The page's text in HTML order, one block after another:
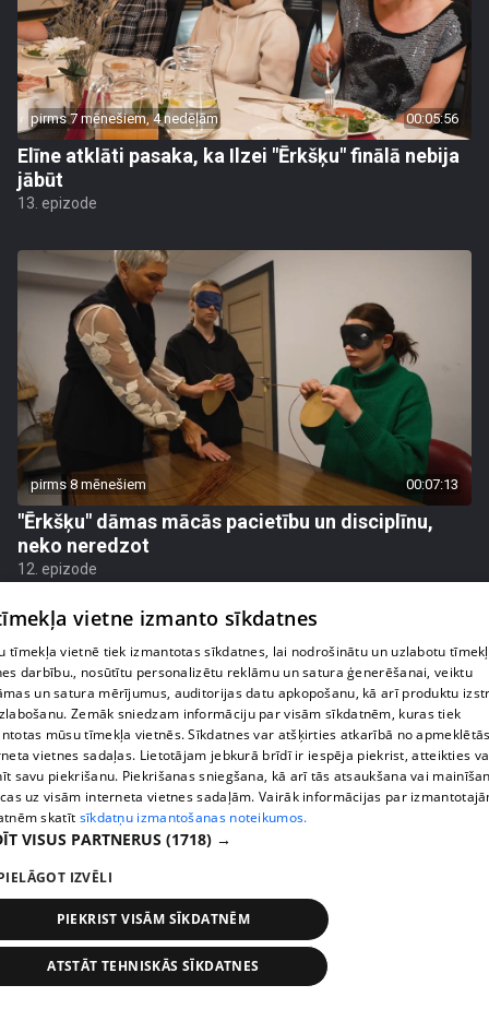
pirms 7 mēnešiem, 4 nedēļām 00:05:56
Elīne atklāti pasaka, ka Ilzei "Ērkšķu" finālā nebija
jābūt
13. epizode
pirms 8 mēnešiem 00:07:13
"Ērkšķu" dāmas mācās pacietību un disciplīnu,
neko neredzot
12. epizode
pirms 8 mēnešiem
Sarunā ar Inesi Supi "Ērkšķu" Evita izplūst asarās
12. epizode
vietne izmanto sīkdatnes
tīmekļa vietnē tiek izmantotas sīkdatnes, lai nodrošinātu un uzlabotu
darbību., nosūtītu personalizētu reklāmu un satura ģenerēšanai, veiktu
un satura mērījumus, auditorijas datu apkopošanu, kā arī produktu
Zemāk sniedzam informāciju par visām sīkdatnēm, kuras tiek
mūsu tīmekļa vietnēs. Sīkdatnes var atšķirties atkarībā no
vietnes sadaļas. Lietotājam jebkurā brīdī ir iespēja piekrist, atteikties
savu piekrišanu. Piekrišanas sniegšana, kā arī tās atsaukšana vai
uz visām interneta vietnes sadaļām. Vairāk informācijas par
skatīt sīkdatņu izmantošanas noteikumos.
VISUS PARTNERUS (1718) →
IZVĒLI
PIEKRIST VISĀM SĪKDATNĒM
ATSTĀT TEHNISKĀS SĪKDATNES